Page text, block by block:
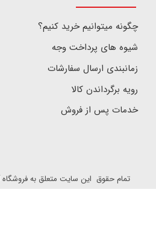
چگونه میتوانیم خرید کنیم؟
شیوه های پرداخت وجه
زمانبندی ارسال سفارشات
رویه برگرداندن کالا
خدمات پس از فروش
تمام حقوق این سایت متعلق به فروشگاه